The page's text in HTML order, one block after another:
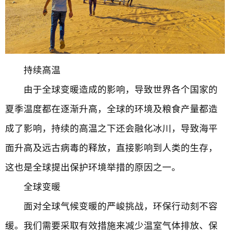
持续高温
由于全球变暖造成的影响，导致世界各个国家的
夏季温度都在逐渐升高，全球的环境及粮食产量都造
成了影响，持续的高温之下还会融化冰川，导致海平
面升高及远古病毒的释放，直接影响到人类的生存，
这也是全球提出保护环境举措的原因之一。
全球变暖
面对全球气候变暖的严峻挑战，环保行动刻不容
缓。我们需要采取有效措施来减少温室气体排放、保